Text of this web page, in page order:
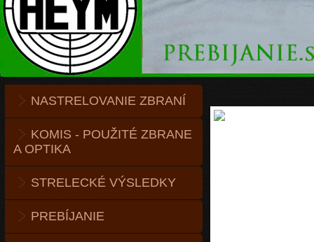
NASTRELOVANIE ZBRANÍ
KOMIS - POUŽITÉ ZBRANE
A OPTIKA
STRELECKÉ VÝSLEDKY
PREBÍJANIE